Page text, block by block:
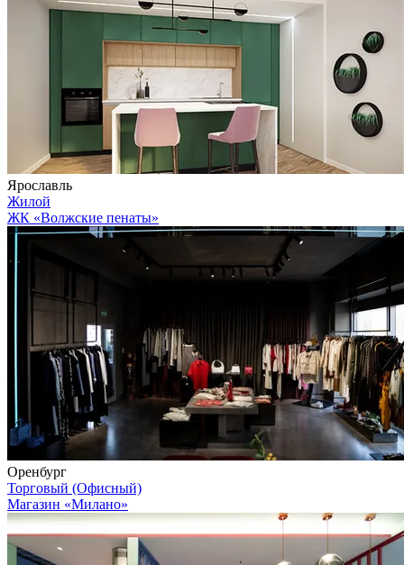
Ярославль
Жилой
ЖК «Волжские пенаты»
Оренбург
Торговый (Офисный)
Магазин «Милано»